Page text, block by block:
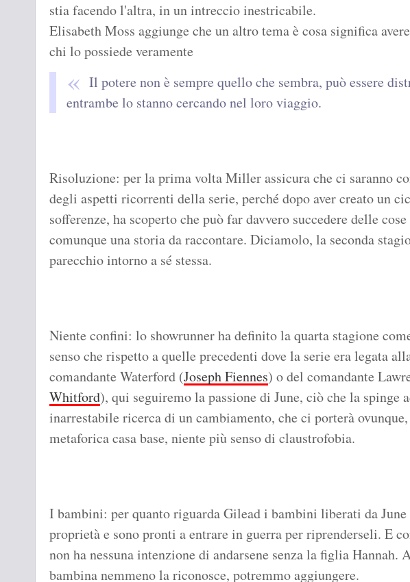
stia facendo l'altra, in un intreccio inestricabile.
Elisabeth Moss aggiunge che un altro tema è cosa significa
chi lo possiede veramente
Il potere non è sempre quello che sembra, può essere
entrambe lo stanno cercando nel loro viaggio.
Risoluzione: per la prima volta Miller assicura che ci saranno
degli aspetti ricorrenti della serie, perché dopo aver creato un
sofferenze, ha scoperto che può far davvero succedere delle cose
comunque una storia da raccontare. Diciamolo, la seconda
parecchio intorno a sé stessa.
Niente confini: lo showrunner ha definito la quarta stagione
senso che rispetto a quelle precedenti dove la serie era legata
comandante Waterford (Joseph Fiennes) o del comandante
Whitford), qui seguiremo la passione di June, ciò che la spinge
inarrestabile ricerca di un cambiamento, che ci porterà
metaforica casa base, niente più senso di claustrofobia.
I bambini: per quanto riguarda Gilead i bambini liberati da June
proprietà e sono pronti a entrare in guerra per riprenderseli. E
non ha nessuna intenzione di andarsene senza la figlia Hannah.
bambina nemmeno la riconosce, potremmo aggiungere.